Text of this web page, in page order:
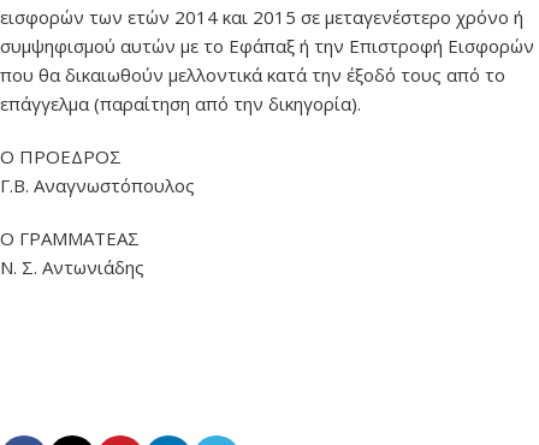
εισφορών των ετών 2014 και 2015 σε μεταγενέστερο χρόνο ή
συμψηφισμού αυτών με το Εφάπαξ ή την Επιστροφή Εισφορών
που θα δικαιωθούν μελλοντικά κατά την έξοδό τους από το
επάγγελμα (παραίτηση από την δικηγορία).
Ο ΠΡΟΕΔΡΟΣ
Γ.Β. Αναγνωστόπουλος
Ο ΓΡΑΜΜΑΤΕΑΣ
Ν. Σ. Αντωνιάδης